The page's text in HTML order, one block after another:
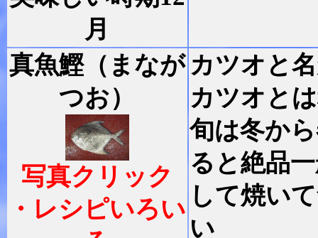
月
真魚鰹（まなが
つお）
写真クリック
・レシピいろい
カツオと
カツオと
旬は冬か
ると絶品
して焼い
い